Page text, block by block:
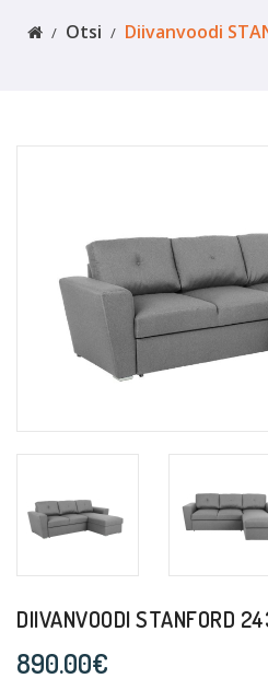
Otsi Diivanvoodi
DIIVANVOODI STANFORD
890.00€